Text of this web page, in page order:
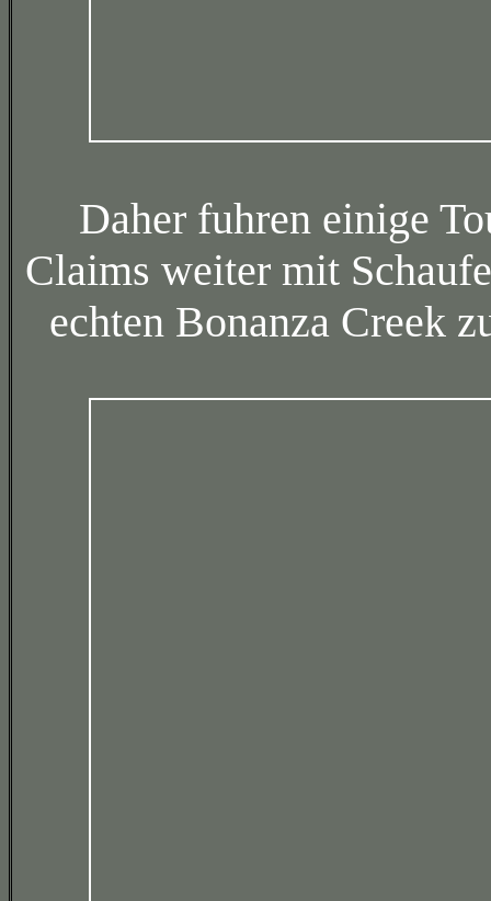
Daher fuhren einige
Claims weiter mit
echten Bonanza Creek